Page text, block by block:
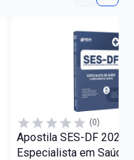
(0)
Apostila SES-DF 2026 -
Especialista em Saúde